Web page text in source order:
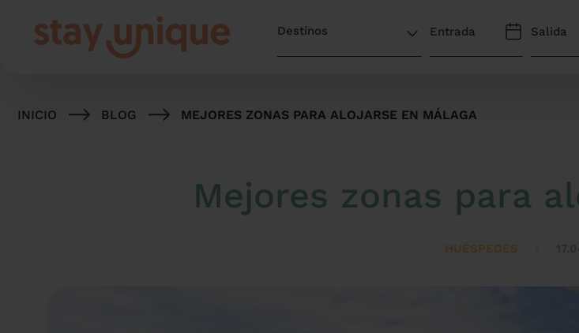
INICIO BLOG MEJORES ZONAS PARA ALOJARSE EN MÁLAGA
Mejores zonas para
HUÉSPEDES